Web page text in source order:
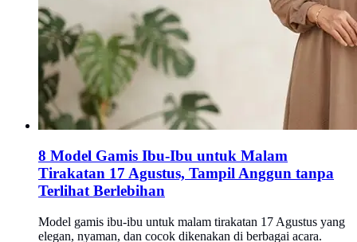
8 Model Gamis Ibu-Ibu untuk Malam
Tirakatan 17 Agustus, Tampil Anggun tanpa
Terlihat Berlebihan
Model gamis ibu-ibu untuk malam tirakatan 17 Agustus yang
elegan, nyaman, dan cocok dikenakan di berbagai acara.